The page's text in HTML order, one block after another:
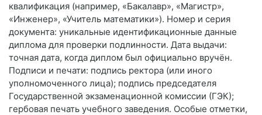
квалификация (например, «Бакалавр», «Магистр»,
«Инженер», «Учитель математики»). Номер и серия
документа: уникальные идентификационные данные
диплома для проверки подлинности. Дата выдачи:
точная дата, когда диплом был официально вручён.
Подписи и печати: подпись ректора (или иного
уполномоченного лица); подпись председателя
Государственной экзаменационной комиссии (ГЭК);
гербовая печать учебного заведения. Особые отметки,